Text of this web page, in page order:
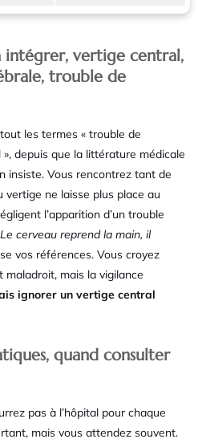
intégrer, vertige central,
trouble de
les termes « trouble de
», depuis que la littérature médicale
insiste. Vous rencontrez tant de
ne laisse plus place au
l’apparition d’un trouble
Le cerveau reprend la main, il
vos références. Vous croyez
mais la vigilance
ignorer un vertige central
quand consulter
pas à l’hôpital pour chaque
mais vous attendez souvent.